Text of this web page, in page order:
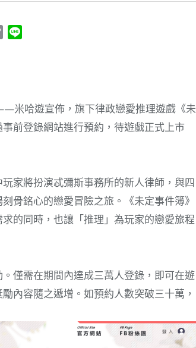
Copy
米哈遊宣佈，旗下律政戀愛推理遊戲《未
前登錄網站進行預約，待遊戲正式上市
家將扮演忒彌斯事務所的新人律師，與四
骨銘心的戀愛冒險之旅。《未定事件簿》
的同時，也讓「推理」為玩家的戀愛旅程
僅需在期間內達成三萬人登錄，即可在遊
內容隨之遞增。如預約人數突破三十萬，